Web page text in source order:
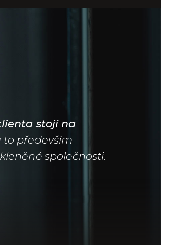
stojí na
to především
společnosti.